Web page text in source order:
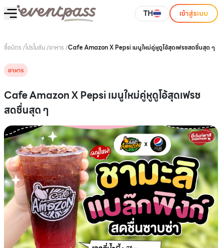
TH เข้าสู่ระบบ
ซื้อบัตร /โปรโมชัน/อาหาร /Cafe Amazon X Pepsi เมนูใหม่คู่หูดูโอ้สุดเฟรชสดชื่นสุด ๆ
อาหาร
Cafe Amazon X Pepsi เมนูใหม่คู่หูดูโอ้สุดเฟรช
สดชื่นสุด ๆ